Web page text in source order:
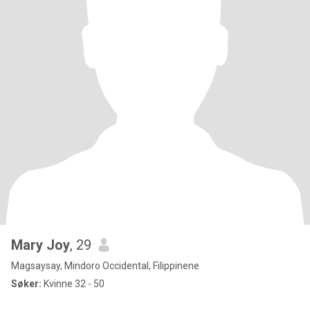
Mary Joy, 29
Magsaysay, Mindoro Occidental, Filippinene
Søker: Kvinne 32 - 50